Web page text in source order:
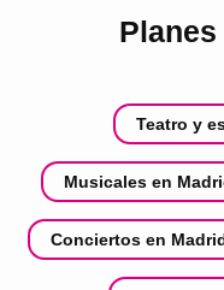
Teatro y
Musicales en
Conciertos en